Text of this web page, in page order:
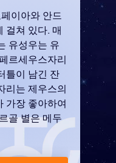
이아와 안드
걸쳐 있다. 매
유성우는 유
르세우스자리
틀이 남긴 잔
리는 제우스의
가장 좋아하여
골 별은 메두